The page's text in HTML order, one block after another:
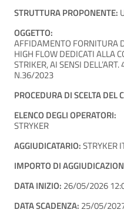
STRUTTURA PROPONENTE:
OGGETTO:
AFFIDAMENTO FORNITURA
HIGH FLOW DEDICATI ALLA
STRIKER, AI SENSI
N.36/2023
PROCEDURA DI SCELTA DEL
ELENCO DEGLI OPERATORI:
STRYKER
AGGIUDICATARIO:STRYKER
IMPORTO DI
DATA INIZIO: 26/05/2026
DATA SCADENZA: 25/05/